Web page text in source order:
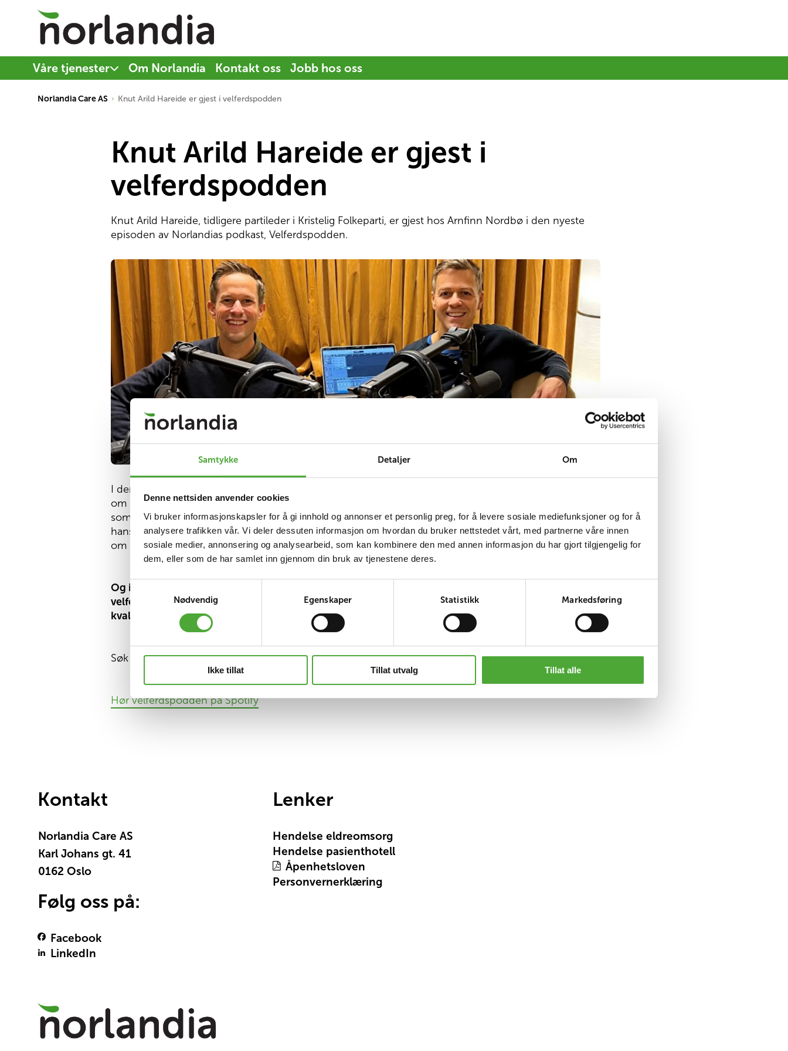
Samtykke Detaljer Om
Denne nettsiden anvender cookies
Vi bruker informasjonskapsler for å gi innhold og annonser et personlig preg, for å levere sosiale mediefunksjoner og for å
analysere trafikken vår. Vi deler dessuten informasjon om hvordan du bruker nettstedet vårt, med partnerne våre innen
sosiale medier, annonsering og analysearbeid, som kan kombinere den med annen informasjon du har gjort tilgjengelig for
dem, eller som de har samlet inn gjennom din bruk av tjenestene deres.
Samtykkevalg
Nødvendig Egenskaper Statistikk Markedsføring
Ikke tillat Tillat utvalg Tillat alle
Våre tjenester Om Norlandia Kontakt oss Jobb hos oss
Norlandia Care AS Knut Arild Hareide er gjest i velferdspodden
Knut Arild Hareide er gjest i
velferdspodden
Knut Arild Hareide, tidligere partileder i Kristelig Folkeparti, er gjest hos Arnfinn Nordbø i den nyeste
episoden av Norlandias podkast, Velferdspodden.
I denne episoden blir vi bedre kjent med Knut Arild Hareide, som nå er sjøfartsdirektør. Han forteller
om hva som opptar han nå som han ikke lenger er politiker. Han utdyper hvordan det er å ha rollen
som sjøfartsdirektør i en urolig tid med krig i Europa, han forteller hva han tror om KrFs framtid, om
hans tid i politikken og hva han er mest stolt av, hva han tenker nå i ettertid om KrFs retningsvalg og
om han har endret syn på dette etter å ha vært minister i Ernas regjering.
Og ikke minst utdyper han grundig hva han mener om debatten rundt private aktørers rolle i
velferdstjenestene og hvorfor han mener private gir en viktig dynamikk som styrker
kvalitetsutviklingen.
Søk opp Velferdspodden på den podkast-appen du vanligvis bruker eller bruk lenken under.
Hør velferdspodden på Spotify
Kontakt
Norlandia Care AS
Karl Johans gt. 41
0162 Oslo
Lenker
Hendelse eldreomsorg
Hendelse pasienthotell
Åpenhetsloven
Personvernerklæring
Følg oss på:
Facebook
LinkedIn